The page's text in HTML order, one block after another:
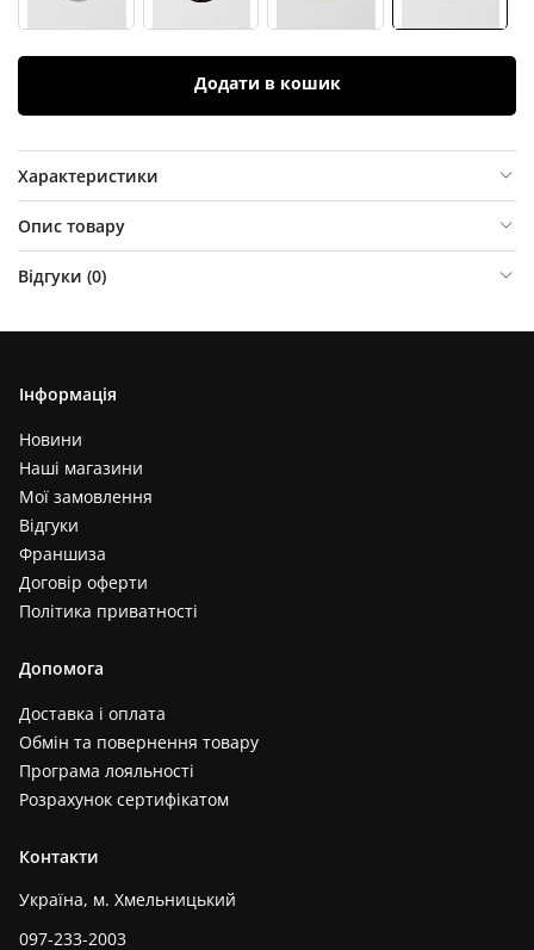
Додати в кошик
Характеристики
Опис товару
Відгуки (0)
Інформація
Новини
Наші магазини
Мої замовлення
Відгуки
Франшиза
Договір оферти
Політика приватності
Допомога
Доставка і оплата
Обмін та повернення товару
Програма лояльності
Розрахунок сертифікатом
Контакти
Україна, м. Хмельницький
097-233-2003